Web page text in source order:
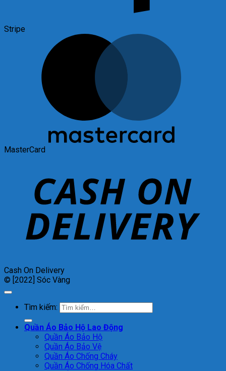
Stripe
MasterCard
Cash On Delivery
© [2022] Sóc Vàng
Tìm kiếm:
Quần Áo Bảo Hộ Lao Động
Quần Áo Bảo Hộ
Quần Áo Bảo Vệ
Quần Áo Chống Cháy
Quần Áo Chống Hóa Chất